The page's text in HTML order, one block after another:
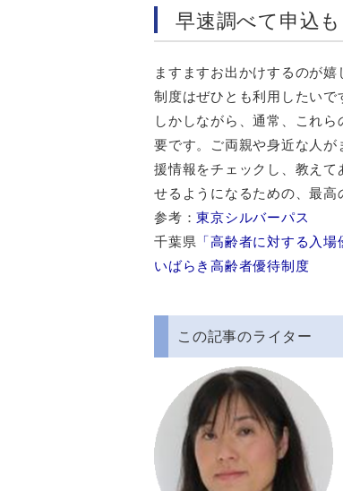
早速調べて申込も
ますますお出かけするのが
制度はぜひとも利用したいで
しかしながら、通常、これ
要です。ご両親や身近な人
援情報をチェックし、教え
せるようになるための、最高
参考：東京シルバーパス
千葉県 「高齢者に対する入場
いばらき高齢者優待制度
この記事のライター